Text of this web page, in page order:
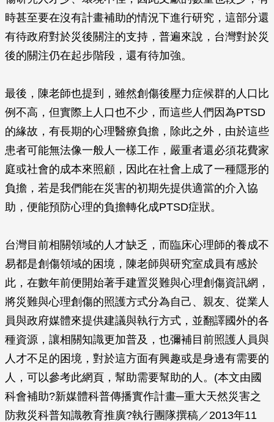
時甚至要在沒有計畫補助的情況下進行研究，這部分還
有待政府對於災後關注的支持，普遍來說，台灣對於災
後的關注仍在起步階段，還有待加強。
最後，陳老師也提到，雖然創傷後壓力症候群的人口比
例不高，但實際上人口也不少，而這些人們因為PTSD
的緣故，有長期的心理醫療負擔，除此之外，由於這些
患者可能無法像一般人一樣工作，嚴重者還必須花費家
庭或社會的成本來照顧，因此在社會上成了一種隱形的
負擔，若是我們能在災害的初期先提供適當的介入協
助，便能預防心理的負擔轉化成PTSD症狀。
台灣目前相關領域的人才缺乏，而臨床心理師的養成不
易都是創傷領域的困境，陳老師與研究室成員有感於
此，在數年前便開始著手建置災難與心理創傷資訊網，
將災難與心理創傷的照護方式分為自己、親友、從業人
員與政府媒體來提供建議與執行方式，並翻譯國外的各
種資源，讓相關知識更加普及，也彌補目前照護人員與
人才不足的困境，對於這方面有興趣或是身邊有需要的
人，可以參考此網頁，幫助需要幫助的人。(本文由國
科會補助?新媒體科普傳播實作計畫─重大天然災害之
防救災科普知識教育推廣?執行團隊撰稿／2013年11